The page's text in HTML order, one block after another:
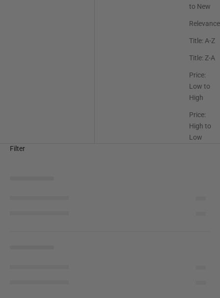
to New
Relevance
Title: A-Z
Title: Z-A
Price:
Low to
High
Price:
High to
Low
Filter